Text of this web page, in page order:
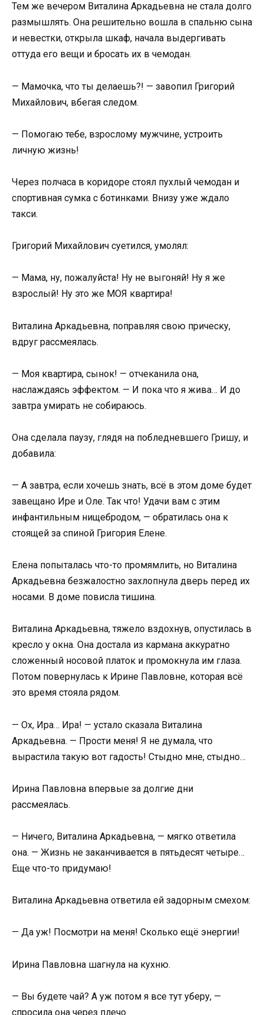
Тем же вечером Виталина Аркадьевна не стала долго
размышлять. Она решительно вошла в спальню сына
и невестки, открыла шкаф, начала выдергивать
оттуда его вещи и бросать их в чемодан.
— Мамочка, что ты делаешь?! — завопил Григорий
Михайлович, вбегая следом.
— Помогаю тебе, взрослому мужчине, устроить
личную жизнь!
Через полчаса в коридоре стоял пухлый чемодан и
спортивная сумка с ботинками. Внизу уже ждало
такси.
Григорий Михайлович суетился, умолял:
— Мама, ну, пожалуйста! Ну не выгоняй! Ну я же
взрослый! Ну это же МОЯ квартира!
Виталина Аркадьевна, поправляя свою прическу,
вдруг рассмеялась.
— Моя квартира, сынок! — отчеканила она,
наслаждаясь эффектом. — И пока что я жива… И до
завтра умирать не собираюсь.
Она сделала паузу, глядя на побледневшего Гришу, и
добавила:
— А завтра, если хочешь знать, всё в этом доме будет
завещано Ире и Оле. Так что! Удачи вам с этим
инфантильным нищебродом, — обратилась она к
стоящей за спиной Григория Елене.
Елена попыталась что-то промямлить, но Виталина
Аркадьевна безжалостно захлопнула дверь перед их
носами. В доме повисла тишина.
Виталина Аркадьевна, тяжело вздохнув, опустилась в
кресло у окна. Она достала из кармана аккуратно
сложенный носовой платок и промокнула им глаза.
Потом повернулась к Ирине Павловне, которая всё
это время стояла рядом.
— Ох, Ира… Ира! — устало сказала Виталина
Аркадьевна. — Прости меня! Я не думала, что
вырастила такую вот гадость! Стыдно мне, стыдно…
Ирина Павловна впервые за долгие дни
рассмеялась.
— Ничего, Виталина Аркадьевна, — мягко ответила
она. — Жизнь не заканчивается в пятьдесят четыре…
Еще что-то придумаю!
Виталина Аркадьевна ответила ей задорным смехом:
— Да уж! Посмотри на меня! Сколько ещё энергии!
Ирина Павловна шагнула на кухню.
— Вы будете чай? А уж потом я все тут уберу, —
спросила она через плечо.